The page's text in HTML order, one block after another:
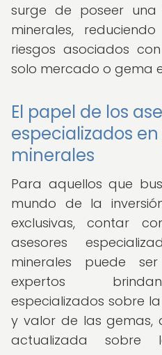
surge de poseer
minerales,
riesgos asociados
solo mercado o gema
El papel de los
especializados
minerales
Para aquellos que
mundo de la
exclusivas, contar
asesores
minerales puede
expertos
especializados sobre
y valor de las gemas,
actualizada sobre